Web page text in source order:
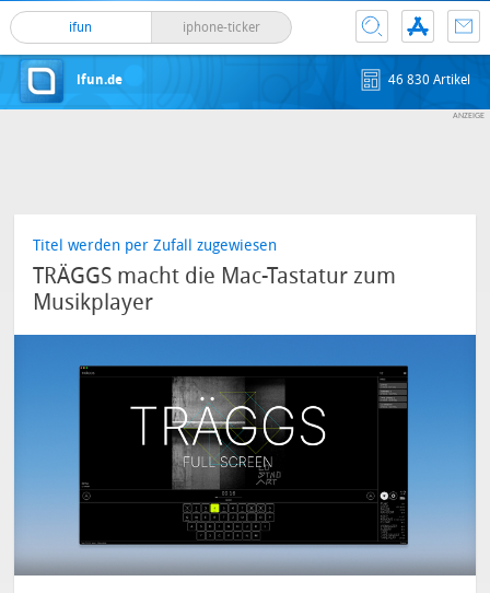
ifun iphone-ticker
ifun.de 46 830 Artikel
Titel werden per Zufall zugewiesen
TRÄGGS macht die Mac-Tastatur zum
Musikplayer